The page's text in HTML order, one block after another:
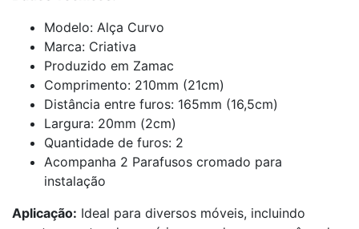
Modelo: Alça Curvo
Marca: Criativa
Produzido em Zamac
Comprimento: 210mm (21cm)
Distância entre furos: 165mm (16,5cm)
Largura: 20mm (2cm)
Quantidade de furos: 2
Acompanha 2 Parafusos cromado para
instalação
Aplicação: Ideal para diversos móveis, incluindo